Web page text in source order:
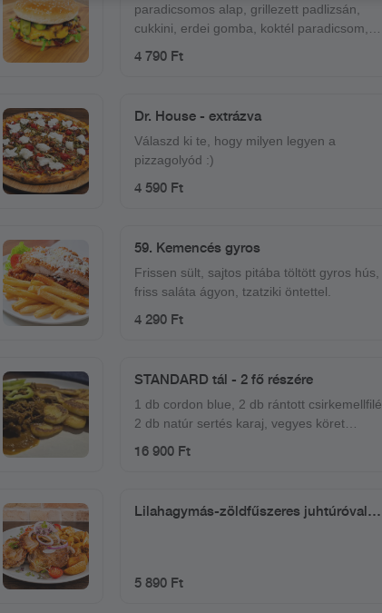
paradicsomos alap, grillezett padlizsán,
cukkini, erdei gomba, koktél paradicsom,
(krémes, bivaly mozzarella), mozzarella
4 790 Ft
Dr. House - extrázva
Válaszd ki te, hogy milyen legyen a
pizzagolyód :)
4 590 Ft
59. Kemencés gyros
Frissen sült, sajtos pitába töltött gyros hús,
friss saláta ágyon, tzatziki öntettel.
4 290 Ft
STANDARD tál - 2 fő részére
1 db cordon blue, 2 db rántott csirkemellfilé,
2 db natúr sertés karaj, vegyes köret
16 900 Ft
Lilahagymás-zöldfűszeres juhtúróval
5 890 Ft